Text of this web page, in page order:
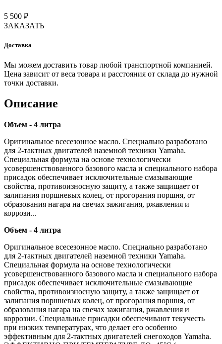
5 500 ₽
ЗАКАЗАТЬ
Доставка
Мы можем доставить товар любой транспортной компанией.
Цена зависит от веса товара и расстояния от склада до нужной
точки доставки.
Описание
Объем - 4 литра
Оригинальное всесезонное масло. Специально разработано
для 2-тактных двигателей наземной техники Yamaha.
Специальная формула на основе технологически
усовершенствованного базового масла и специального набора
присадок обеспечивает исключительные смазывающие
свойства, противоизносную защиту, а также защищает от
залипания поршневых колец, от прогорания поршня, от
образования нагара на свечах зажигания, ржавления и
коррози...
Объем - 4 литра
Оригинальное всесезонное масло. Специально разработано
для 2-тактных двигателей наземной техники Yamaha.
Специальная формула на основе технологически
усовершенствованного базового масла и специального набора
присадок обеспечивает исключительные смазывающие
свойства, противоизносную защиту, а также защищает от
залипания поршневых колец, от прогорания поршня, от
образования нагара на свечах зажигания, ржавления и
коррозии. Специальные присадки обеспечивают текучесть
при низких температурах, что делает его особенно
эффективным для 2-тактных двигателей снегоходов Yamaha.